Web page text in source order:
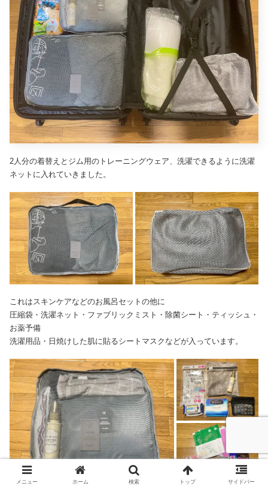
2人分の着替えとジム用のトレーニングウェア、洗濯できるように洗濯
ネットに入れていきました。
これはスキンケアなどのお風呂セットの他に
圧縮袋・洗濯ネット・ファブリックミスト・除菌シート・ティッシュ・
お薬予備
洗濯用品・日焼けした肌に貼るシートマスクなどが入っています。
メニュー ホーム 検索 トップ サイドバー